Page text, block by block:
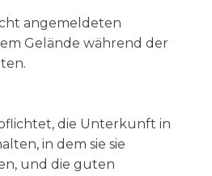
angemeldeten
Gelände während der
die Unterkunft in
in dem sie sie
und die guten